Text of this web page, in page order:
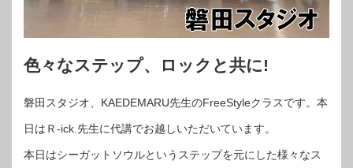
色々なステップ、ロックと共に!
磐田スタジオ、KAEDEMARU先生のFreeStyleクラスです。本
日はＲ-ick.先生に代講でお越しいただいています。
本日はシーガットソウルというステップを元にした様々なス